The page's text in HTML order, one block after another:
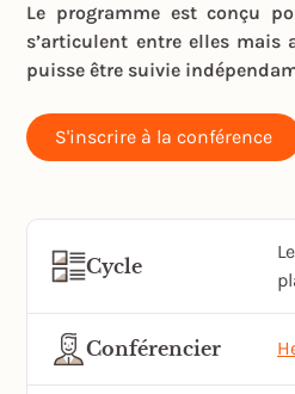
Le programme est conçu
s’articulent entre elles mais
puisse être suivie
S'inscrire à la conférence
Cycle
Conférencier